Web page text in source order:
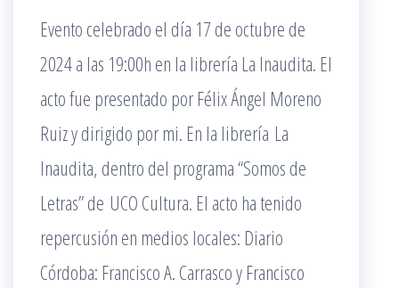
Evento celebrado el día 17 de octubre de
2024 a las 19:00h en la librería La Inaudita. El
acto fue presentado por Félix Ángel Moreno
Ruiz y dirigido por mi. En la librería La
Inaudita, dentro del programa “Somos de
Letras” de UCO Cultura. El acto ha tenido
repercusión en medios locales: Diario
Córdoba: Francisco A. Carrasco y Francisco